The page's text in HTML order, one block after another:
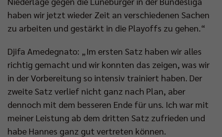
haben wir jetzt wieder Zeit an verschiedenen Sachen
zu arbeiten und gestärkt in die Playoffs zu gehen.“
Djifa Amedegnato: „Im ersten Satz haben wir alles
richtig gemacht und wir konnten das zeigen, was wir
in der Vorbereitung so intensiv trainiert haben. Der
zweite Satz verlief nicht ganz nach Plan, aber
dennoch mit dem besseren Ende für uns. Ich war mit
meiner Leistung ab dem dritten Satz zufrieden und
habe Hannes ganz gut vertreten können.